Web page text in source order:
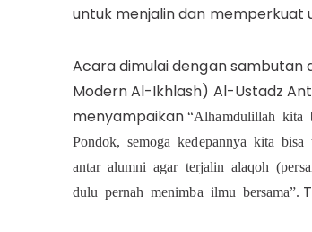
untuk menjalin dan memperkuat
Acara dimulai dengan sambutan
Modern Al-Ikhlash) Al-Ustadz
menyampaikan“Alhamdulillah kita
Pondok, semoga kedepannya kita
antar alumni agar terjalin alaqoh
dulu pernah menimba ilmu bersama”.